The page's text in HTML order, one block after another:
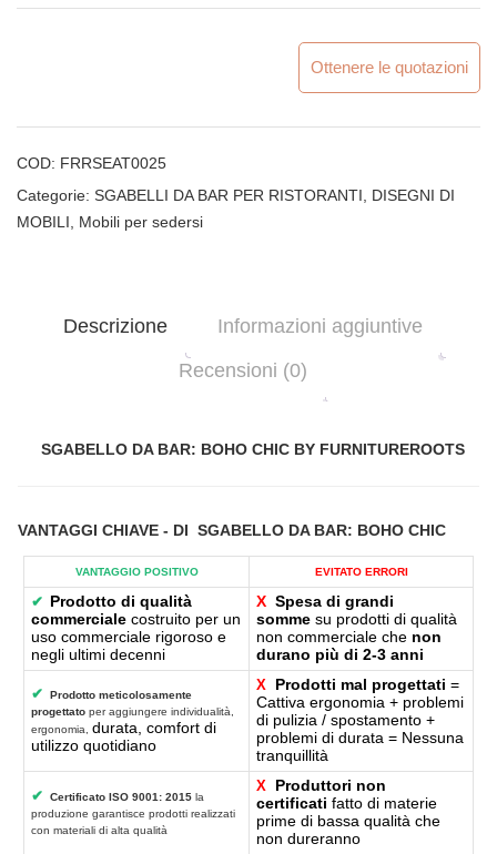
Ottenere le quotazioni
COD: FRRSEAT0025
Categorie: SGABELLI DA BAR PER RISTORANTI
DISEGNI DI
MOBILI
Mobili per sedersi
Descrizione
Informazioni aggiuntive
Recensioni (0)
SGABELLO DA BAR: BOHO CHIC BY FURNITUREROOTS
VANTAGGI CHIAVE - DI SGABELLO DA BAR: BOHO CHIC
VANTAGGIO POSITIVO EVITATO ERRORI
✔ Prodotto di qualità
commerciale costruito per un
uso commerciale rigoroso e
negli ultimi decenni
X Spesa di grandi
somme su prodotti di qualità
non commerciale che non
durano più di 2-3 anni
✔
Prodotto meticolosamente
progettato per aggiungere individualità,
ergonomia, durata, comfort di
utilizzo quotidiano
X Prodotti mal progettati =
Cattiva ergonomia + problemi
di pulizia / spostamento +
problemi di durata = Nessuna
tranquillità
✔ Certificato ISO 9001: 2015 la
produzione garantisce prodotti realizzati
con materiali di alta qualità
X
Produttori non
certificati fatto di materie
prime di bassa qualità che
non dureranno